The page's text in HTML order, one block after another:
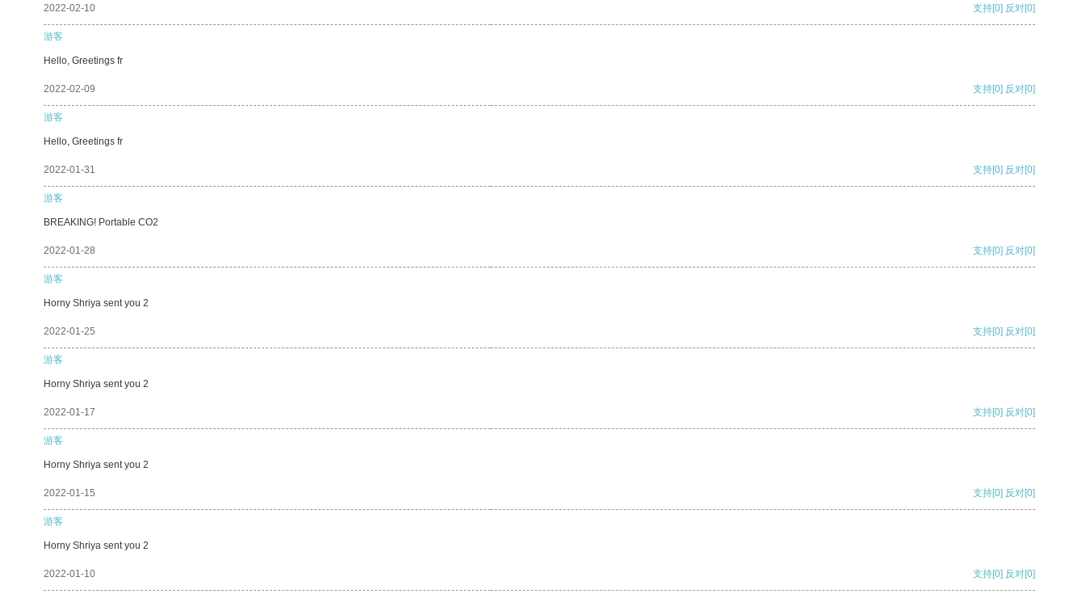
2022-02-10 支持[0] 反对[0]
游客
Hello, Greetings fr
2022-02-09 支持[0] 反对[0]
游客
Hello, Greetings fr
2022-01-31 支持[0] 反对[0]
游客
BREAKING! Portable CO2
2022-01-28 支持[0] 反对[0]
游客
Horny Shriya sent you 2
2022-01-25 支持[0] 反对[0]
游客
Horny Shriya sent you 2
2022-01-17 支持[0] 反对[0]
游客
Horny Shriya sent you 2
2022-01-15 支持[0] 反对[0]
游客
Horny Shriya sent you 2
2022-01-10 支持[0] 反对[0]